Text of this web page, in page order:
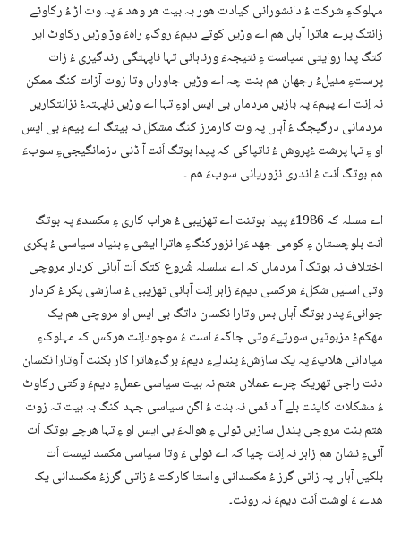
مہلوکءِ شرکت ءُ دانشورانی کیادت ھور بہ بیت ھر وھد ءَ پہ وت اڑ ءُ رکاوٹے
زانتگ پرے ھاترا آہاں ھم اے وڑیں کوتے دیمءَ روگءِ راہءَ وڑ وڑیں رکاوٹ ایر
کتگ پدا روایتی سیاست ءِ نتیجہءَ ورناہانی تہا ناپہتگی رندگیری ءُ زات
پرستءِ مئیلءُ رجھان ھم بنت چہ اے وڑیں جاوراں وتا زوت آزات کنگ ممکن
نہ اِنت اے پیمءَ پہ بازیں مردماں بی ایس اوءِ تہا اے وڑیں ناپہتہءُ نزانتکاریں
مردمانی درگیجگ ءُ آہاں پہ وت کارمرز کنگ مشکل نہ بیتگ اے پیمءَ بی ایس
او ءِ تہا پرشت ءُپروش ءُ ناتپاکی کہ پیدا بوتگ اَنت آ ڈنی دزمانگیجیءِ سوبءَ
ھم بوتگ اَنت ءُ اندری نزوریانی سوبءَ ھم ۔
اے مسلہ کہ 1986ءَ پیدا بوتنت اے تھزیبی ءُ ھراب کاری ءِ مکسدءَ پہ بوتگ
اَنت بلوچستان ءِ کومی جھد ءَرا نزورکنگءِ ھاترا ایشی ءِ بنیاد سیاسی ءُ پکری
اختلاف نہ بوتگ آ مردماں کہ اے سلسلہ شُروع کتگ اَت آہانی کردار مروچی
وتی اسلیں شکلءَ ھرکسی دیمءَ زاہر اِنت آہانی تھزیبی ءُ سازشی پکر ءُ کردار
جوانیءَ پدر بوتگ آہاں بس وتارا نکسان داتگ بی ایس او مروچی ھم یک
مھکمءُ مزبوتیں سورتےءَ وتی جاگہءَ است ءُ موجوداِنت ھرکس کہ مہلوکءِ
مپادانی ھلاپءَ پہ یک سازشءُ پندلےءِ دیمءَ برگءِھاترا کار بکنت آ وتارا نکسان
دنت راجی تھریک چرے عملاں ھتم نہ بیت سیاسی عملءِ دیمءَ وکتی رکاوٹ
ءُ مشکلات کاینت بلے آ دائمی نہ بنت ءُ اگن سیاسی جہد کنگ بہ بیت تہ زوت
ھتم بنت مروچی پندل سازیں ٹولی ءِ ھوالہءَ بی ایس او ءِ تہا ھرچے بوتگ اَت
آئیءِ نشان ھم زاہر نہ اِنت چیا کہ اے ٹولی ءَ وتا سیاسی مکسد نیست اَت
بلکیں آہاں پہ زاتی گرز ءُ مکسدانی واستا کارکت ءُ زاتی گرزءُ مکسدانی یک
ھدے ءَ اوشت اَنت دیمءَ نہ رونت۔